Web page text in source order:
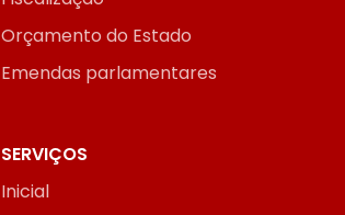
Orçamento do Estado
Emendas parlamentares
SERVIÇOS
Inicial